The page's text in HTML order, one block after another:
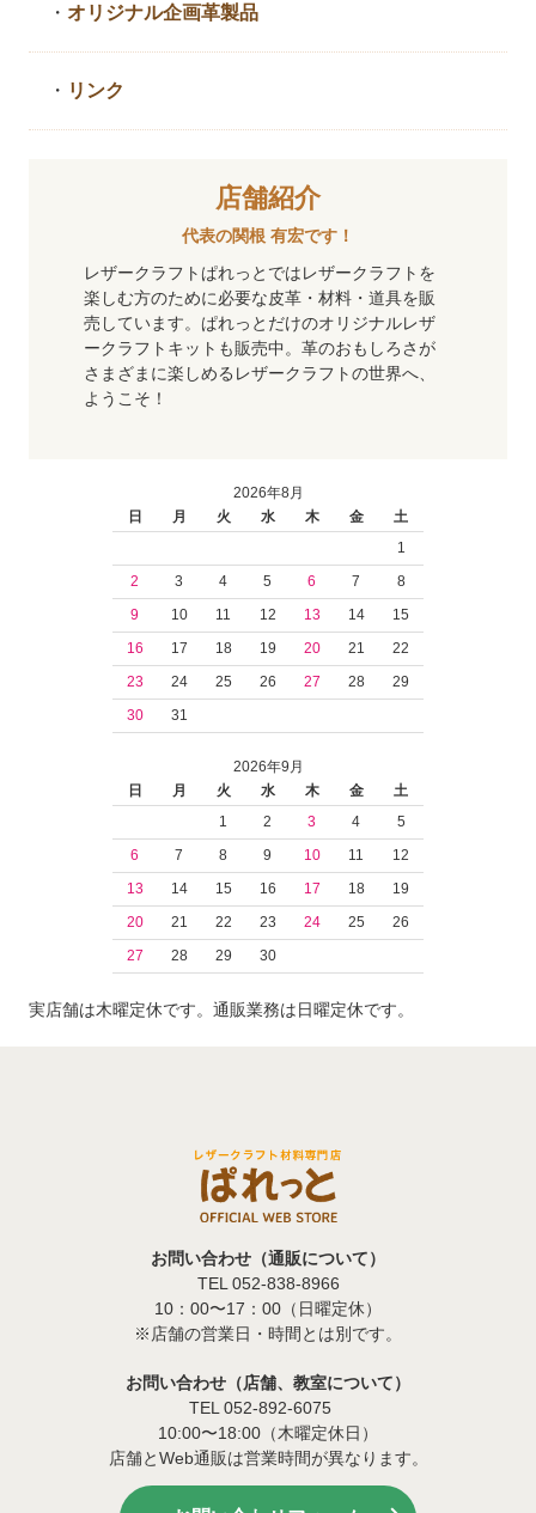
・ オリジナル企画革製品
・ リンク
店舗紹介
代表の関根 有宏です！
レザークラフトぱれっとではレザークラフトを
楽しむ方のために必要な皮革・材料・道具を販
売しています。ぱれっとだけのオリジナルレザ
ークラフトキットも販売中。革のおもしろさが
さまざまに楽しめるレザークラフトの世界へ、
ようこそ！
2026年8月
日
月 火 水 木 金
土
1
2
3 4 5 6 7
8
9
10 11 12 13 14
15
16
17 18 19 20 21
22
23
24 25 26 27 28
29
30
31
2026年9月
日
月 火 水 木 金
土
1
2 3 4
5
6
7 8 9 10 11
12
13
14 15 16 17 18
19
20
21 22 23 24 25
26
27
28 29 30
実店舗は木曜定休です。通販業務は日曜定休です。
お問い合わせ（通販について）
TEL 052-838-8966
10：00〜17：00（日曜定休）
※店舗の営業日・時間とは別です。
お問い合わせ（店舗、教室について）
TEL 052-892-6075
10:00〜18:00（木曜定休日）
店舗とWeb通販は営業時間が異なります。